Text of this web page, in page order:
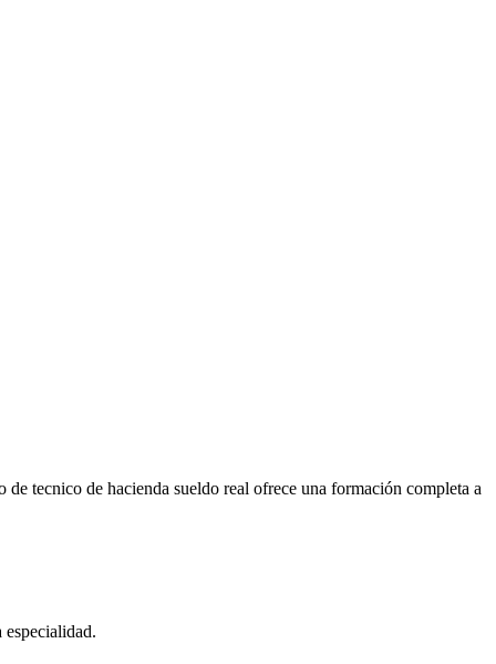
tecnico de hacienda sueldo real ofrece una formación completa a
especialidad.